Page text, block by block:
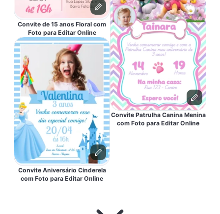
Convite de 15 anos Floral com
Foto para Editar Online
Convite Aniversário Cinderela
com Foto para Editar Online
Convite Patrulha Canina Menina
com Foto para Editar Online